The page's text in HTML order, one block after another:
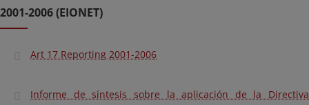
2001-2006 (EIONET)
Art 17 Reporting 2001-2006
Informe de síntesis sobre la aplicación de la Directiva